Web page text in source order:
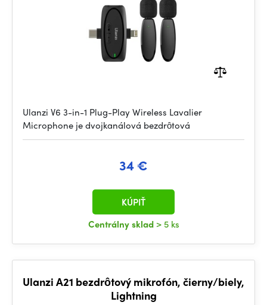
Ulanzi V6 3-in-1 Plug-Play Wireless Lavalier
Microphone je dvojkanálová bezdrôtová
34 €
Centrálny sklad > 5 ks
KÚPIŤ
Ulanzi A21 bezdrôtový mikrofón, čierny/biely,
Lightning